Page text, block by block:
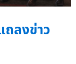
ลงข่าว